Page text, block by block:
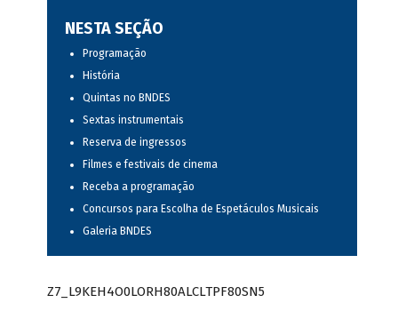
NESTA SEÇÃO
Programação
História
Quintas no BNDES
Sextas instrumentais
Reserva de ingressos
Filmes e festivais de cinema
Receba a programação
Concursos para Escolha de Espetáculos Musicais
Galeria BNDES
Z7_L9KEH4O0LORH80ALCLTPF80SN5